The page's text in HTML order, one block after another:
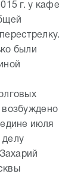
г. у кафе
были
возбуждено
июля
делу